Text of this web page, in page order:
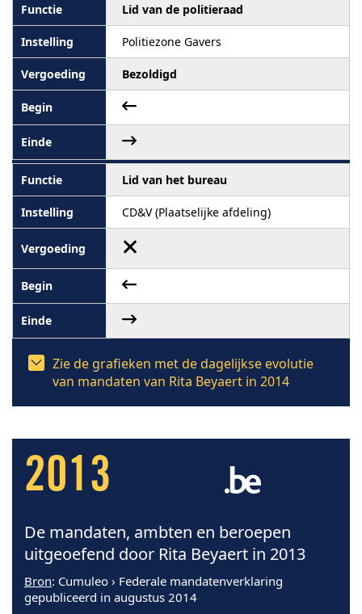
Lid van de politieraad
Politiezone Gavers
Bezoldigd
Lid van het bureau
CD&V (Plaatselijke afdeling)
Zie de grafieken met de dagelijkse evolutie
van mandaten van Rita Beyaert in 2014
2013
De mandaten, ambten en beroepen
uitgeoefend door Rita Beyaert in 2013
Bron: Cumuleo › Federale mandatenverklaring
gepubliceerd in augustus 2014